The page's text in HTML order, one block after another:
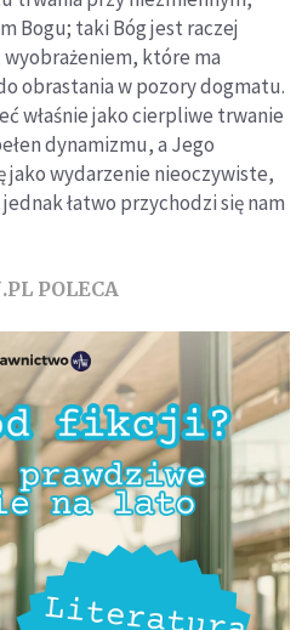
Bogu; taki Bóg jest raczej
które ma
obrastania w pozory dogmatu.
właśnie jako cierpliwe trwanie
dynamizmu, a Jego
jako wydarzenie nieoczywiste,
łatwo przychodzi się nam
POLECA